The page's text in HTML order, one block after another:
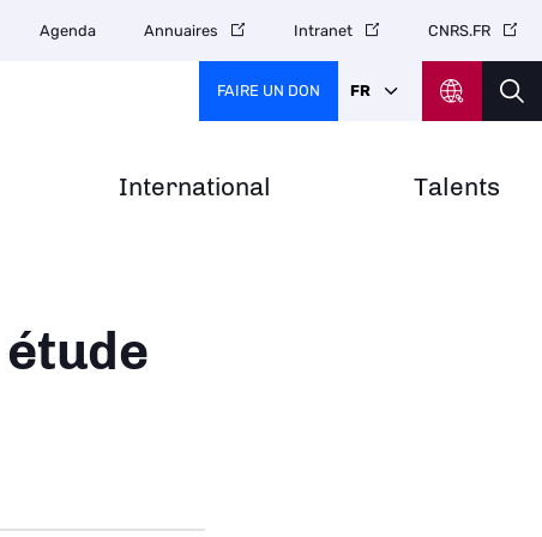
International Talents
Agenda Annuaires Intranet CNRS.FR
FAIRE UN DON FR